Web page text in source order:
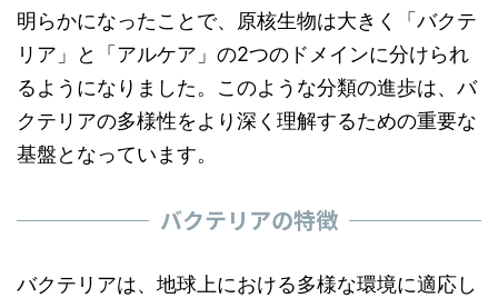
明らかになったことで、原核生物は大きく「バクテ
リア」と「アルケア」の2つのドメインに分けられ
るようになりました。このような分類の進歩は、バ
クテリアの多様性をより深く理解するための重要な
基盤となっています。
バクテリアの特徴
バクテリアは、地球上における多様な環境に適応し